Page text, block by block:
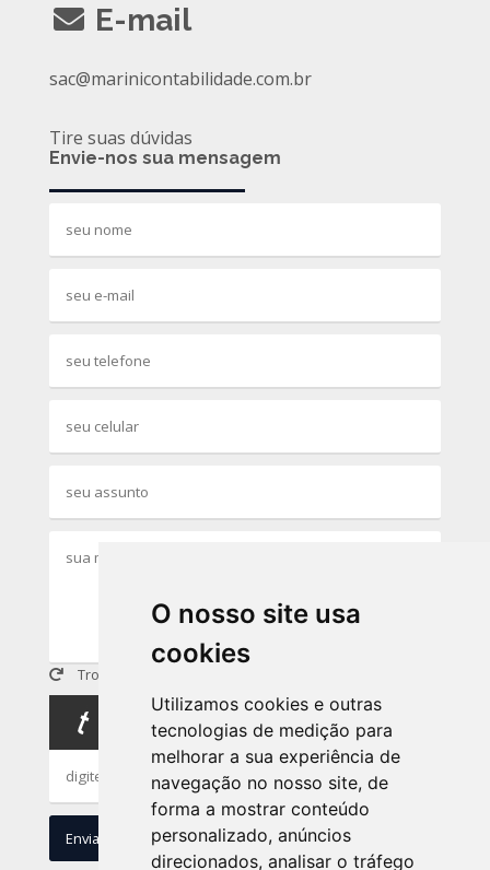
O nosso site usa
cookies
Utilizamos cookies e outras
tecnologias de medição para
melhorar a sua experiência de
navegação no nosso site, de
forma a mostrar conteúdo
personalizado, anúncios
direcionados, analisar o tráfego
E-mail
sac@marinicontabilidade.com.br
Tire suas dúvidas
Envie-nos sua mensagem
Trocar imagem
Enviar Limpar